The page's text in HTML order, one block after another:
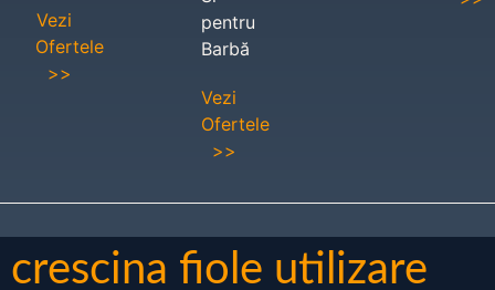
Vezi
Ofertele
>>
pentru
Barbă
Vezi
Ofertele
>>
crescina fiole utilizare